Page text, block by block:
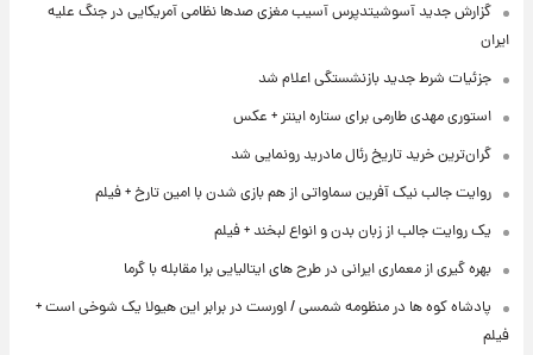
گزارش جدید آسوشیتدپرس آسیب مغزی صدها نظامی آمریکایی در جنگ علیه
ایران
جزئیات شرط جدید بازنشستگی اعلام شد
استوری مهدی طارمی برای ستاره اینتر + عکس
گران‌ترین خرید تاریخ رئال مادرید رونمایی شد
روایت جالب نیک آفرین سماواتی از هم بازی شدن با امین تارخ + فیلم
یک روایت جالب از زبان بدن و انواع لبخند + فیلم
بهره گیری از معماری ایرانی در طرح های ایتالیایی برا مقابله با گرما
پادشاه کوه ها در منظومه شمسی / اورست در برابر این هیولا یک شوخی است +
فیلم